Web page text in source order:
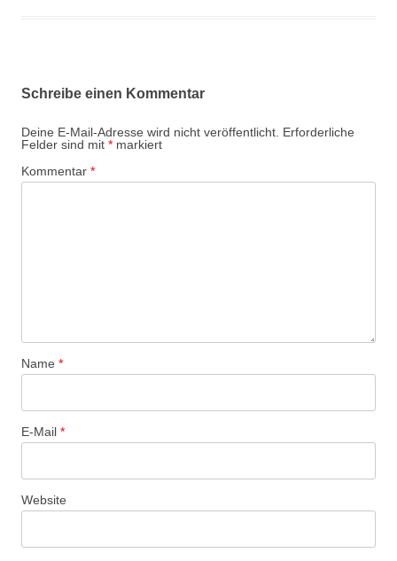
Schreibe einen Kommentar
Deine E-Mail-Adresse wird nicht veröffentlicht. Erforderliche
Felder sind mit * markiert
Kommentar *
Name *
E-Mail *
Website